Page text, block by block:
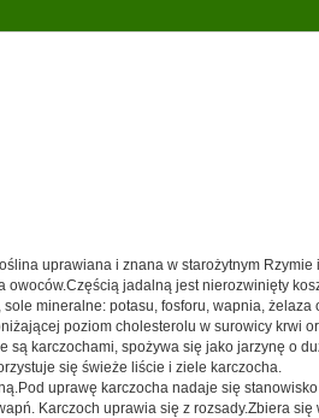
uprawiana i znana w starożytnym Rzymie
owoców.Częścią jadalną jest nierozwinięty
sole mineralne: potasu, fosforu, wapnia,
poziom cholesterolu w surowicy krwi
są karczochami, spożywa się jako jarzynę o
się świeże liście i ziele karczocha.
uprawę karczocha nadaje się
Karczoch uprawia się z rozsady.Zbiera